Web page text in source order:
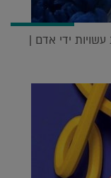
ידי אדם |